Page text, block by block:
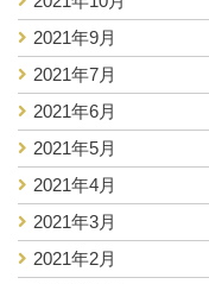
2021年9月
2021年7月
2021年6月
2021年5月
2021年4月
2021年3月
2021年2月